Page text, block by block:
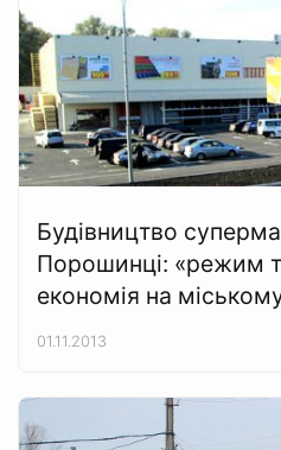
Будівництво
Порошинці: «режим
економія на
01.11.2013